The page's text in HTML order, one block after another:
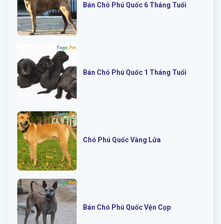
Bán Chó Phú Quốc 6 Tháng Tuổi
Bán Chó Phú Quốc 1 Tháng Tuổi
Chó Phú Quốc Vàng Lửa
Bán Chó Phú Quốc Vện Cọp